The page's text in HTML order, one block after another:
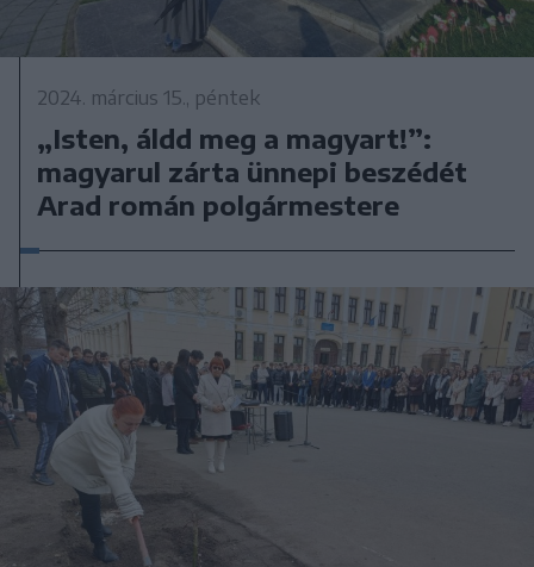
2024. március 15., péntek
„Isten, áldd meg a magyart!”:
magyarul zárta ünnepi beszédét
Arad román polgármestere